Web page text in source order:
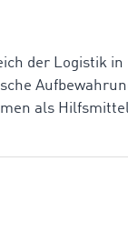
der Logistik
als